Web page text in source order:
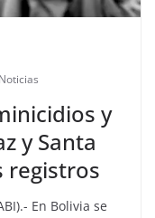
y
y Santa
registros
En Bolivia se